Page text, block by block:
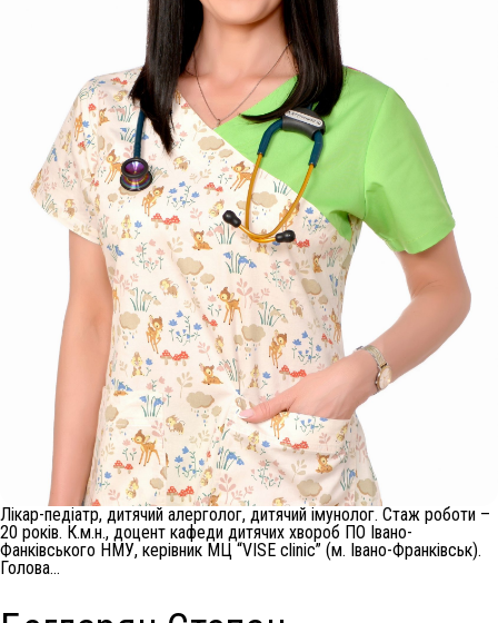
Лікар-педіатр, дитячий алерголог, дитячий імунолог. Стаж роботи –
20 років. К.м.н., доцент кафеди дитячих хвороб ПО Івано-
Фанківського НМУ, керівник МЦ “VISE clinic” (м. Івано-Франківськ).
Голова…